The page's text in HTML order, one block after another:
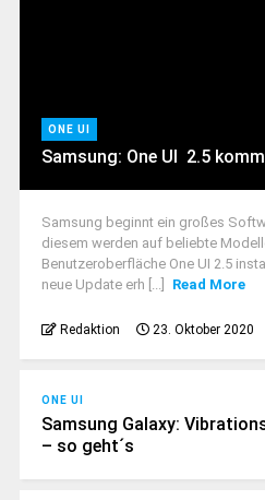
ONE UI
Samsung: One UI 2.5
Samsung beginnt ein großes
diesem werden auf beliebte
Benutzeroberfläche One UI 2.5
neue Update erh [...]
Read More
Redaktion 23. Oktober 2020
ONE UI
Samsung Galaxy:
– so geht´s